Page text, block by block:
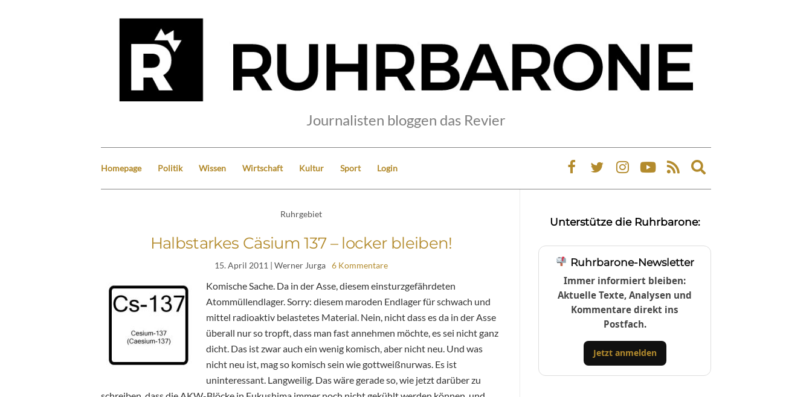
Journalisten bloggen das Revier
Homepage Politik Wissen Wirtschaft Kultur Sport Login
Expand
search
Ruhrgebiet
Halbstarkes Cäsium 137 – locker bleiben!
15. April 2011 | Werner Jurga 6 Kommentare
Komische Sache. Da in der Asse, diesem einsturzgefährdeten
Atommüllendlager. Sorry: diesem maroden Endlager für schwach und
mittel radioaktiv belastetes Material. Nein, nicht dass es da in der Asse
überall nur so tropft, dass man fast annehmen möchte, es sei nicht ganz
dicht. Das ist zwar auch ein wenig komisch, aber nicht neu. Und was
nicht neu ist, mag so komisch sein wie gottweißnurwas. Es ist
uninteressant. Langweilig. Das wäre gerade so, wie jetzt darüber zu
Unterstütze die Ruhrbarone:
Ruhrbarone-Newsletter
Immer informiert bleiben:
Aktuelle Texte, Analysen und
Kommentare direkt ins
Postfach.
Jetzt anmelden